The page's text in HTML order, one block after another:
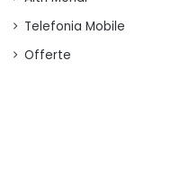
Telefonia Mobile
Offerte